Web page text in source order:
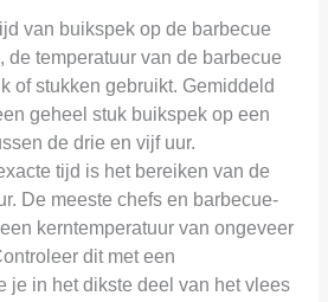
van buikspek op de barbecue
de temperatuur van de barbecue
of stukken gebruikt. Gemiddeld
geheel stuk buikspek op een
de drie en vijf uur.
tijd is het bereiken van de
De meeste chefs en barbecue-
kerntemperatuur van ongeveer
dit met een
je in het dikste deel van het vlees